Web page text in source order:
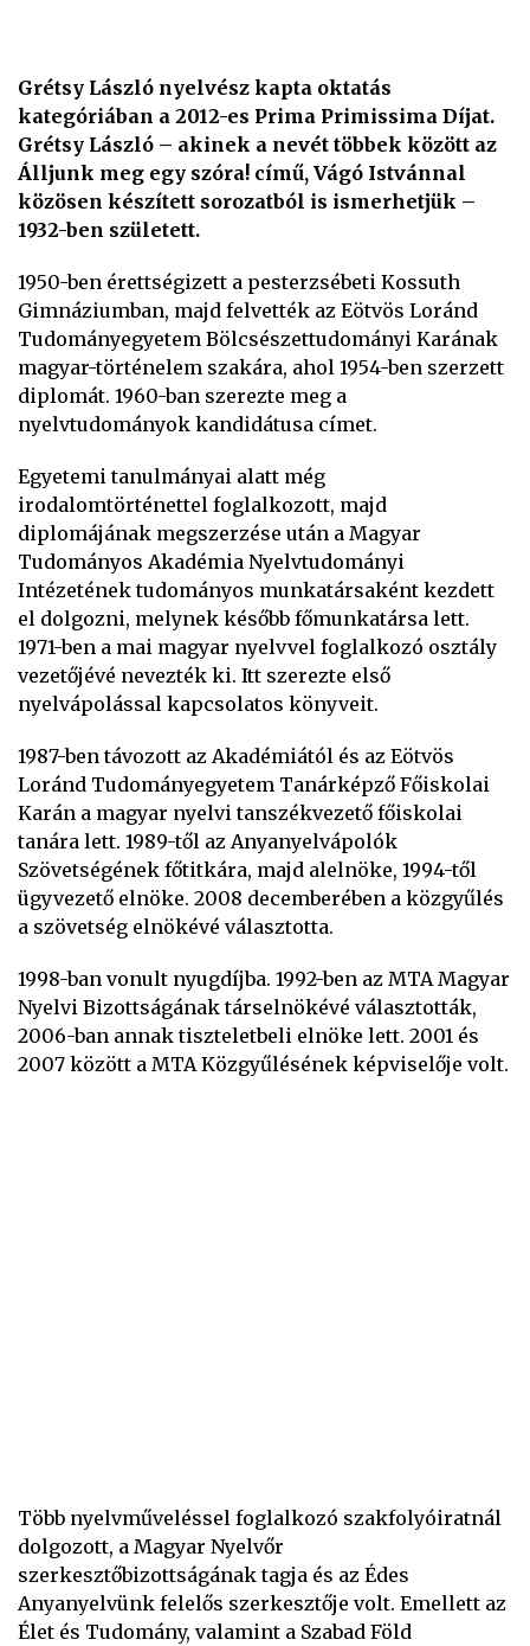
Grétsy László nyelvész kapta oktatás
kategóriában a 2012-es Prima Primissima Díjat.
Grétsy László – akinek a nevét többek között az
Álljunk meg egy szóra! című, Vágó Istvánnal
közösen készített sorozatból is ismerhetjük –
1932-ben született.
1950-ben érettségizett a pesterzsébeti Kossuth
Gimnáziumban, majd felvették az Eötvös Loránd
Tudományegyetem Bölcsészettudományi Karának
magyar-történelem szakára, ahol 1954-ben szerzett
diplomát. 1960-ban szerezte meg a
nyelvtudományok kandidátusa címet.
Egyetemi tanulmányai alatt még
irodalomtörténettel foglalkozott, majd
diplomájának megszerzése után a Magyar
Tudományos Akadémia Nyelvtudományi
Intézetének tudományos munkatársaként kezdett
el dolgozni, melynek később főmunkatársa lett.
1971-ben a mai magyar nyelvvel foglalkozó osztály
vezetőjévé nevezték ki. Itt szerezte első
nyelvápolással kapcsolatos könyveit.
1987-ben távozott az Akadémiától és az Eötvös
Loránd Tudományegyetem Tanárképző Főiskolai
Karán a magyar nyelvi tanszékvezető főiskolai
tanára lett. 1989-től az Anyanyelvápolók
Szövetségének főtitkára, majd alelnöke, 1994-től
ügyvezető elnöke. 2008 decemberében a közgyűlés
a szövetség elnökévé választotta.
1998-ban vonult nyugdíjba. 1992-ben az MTA Magyar
Nyelvi Bizottságának társelnökévé választották,
2006-ban annak tiszteletbeli elnöke lett. 2001 és
2007 között a MTA Közgyűlésének képviselője volt.
Több nyelvműveléssel foglalkozó szakfolyóiratnál
dolgozott, a Magyar Nyelvőr
szerkesztőbizottságának tagja és az Édes
Anyanyelvünk felelős szerkesztője volt. Emellett az
Élet és Tudomány, valamint a Szabad Föld